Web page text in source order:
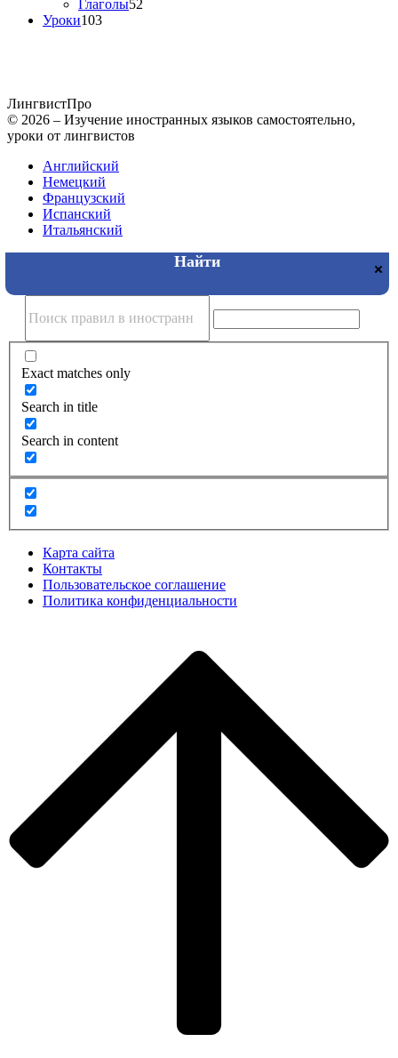
Глаголы52
Уроки103
ЛингвистПро
© 2026 – Изучение иностранных языков самостоятельно,
уроки от лингвистов
Английский
Немецкий
Французский
Испанский
Итальянский
Exact matches only
Search in title
Search in content
Карта сайта
Контакты
Пользовательское соглашение
Политика конфиденциальности